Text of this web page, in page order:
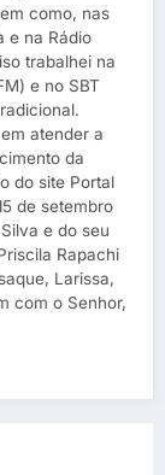
como, nas
e na Rádio
trabalhei na
e no SBT
atender a
da
do site Portal
de setembro
e do seu
Rapachi
Larissa,
com o Senhor,